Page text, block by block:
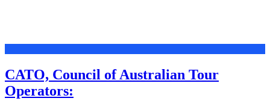
CATO, Council of Australian Tour
Operators: